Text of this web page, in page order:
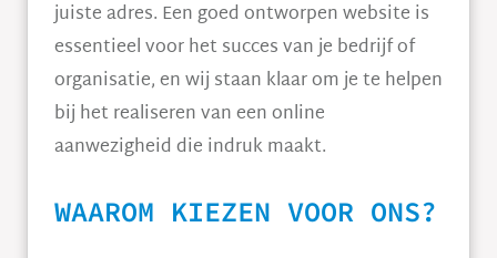
juiste adres. Een goed ontworpen website is
essentieel voor het succes van je bedrijf of
organisatie, en wij staan klaar om je te helpen
bij het realiseren van een online
aanwezigheid die indruk maakt.
WAAROM KIEZEN VOOR ONS?